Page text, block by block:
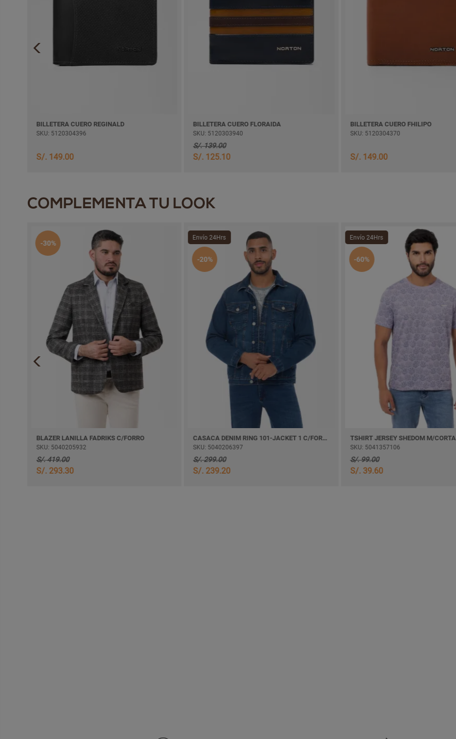
BILLETERA CUERO REGINALD
SKU: 5120304396
S/. 149.00
BILLETERA CUERO FLORAIDA
SKU: 5120303940
S/. 139.00
S/. 125.10
BILLETERA CUERO FHILIPO
SKU: 5120304370
S/. 149.00
COMPLEMENTA TU LOOK
-30%
BLAZER LANILLA FADRIKS C/FORRO
SKU: 5040205932
S/. 419.00
S/. 293.30
Envío 24Hrs
-20%
CASACA DENIM RING 101-JACKET 1 C/FORRO
SKU: 5040206397
S/. 299.00
S/. 239.20
Envío 24Hrs
-60%
TSHIRT JERSEY SHEDOM M/CORTA
SKU: 5041357106
S/. 99.00
S/. 39.60